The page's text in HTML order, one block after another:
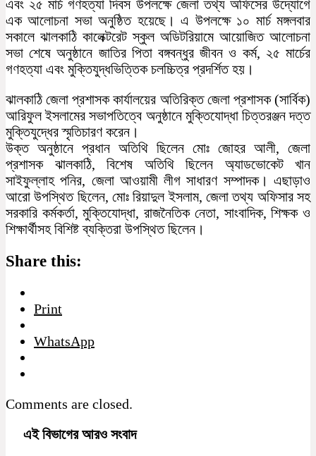
এবং ২৫ মার্চ গণহত্যা দিবস উপলক্ষে জেলা তথ্য অফিসের উদ্যোগে
এক আলোচনা সভা অনুষ্ঠিত হয়েছে। এ উপলক্ষে ১০ মার্চ মঙ্গলবার
সকালে ঝালকাঠি কালেক্টরেট স্কুল অডিটরিয়ামে আয়োজিত আলোচনা
সভা শেষে অনুষ্ঠানে জাতির পিতা বঙ্গবন্ধুর জীবন ও কর্ম, ২৫ মার্চের
গণহত্যা এবং মুক্তিযুদ্ধভিত্তিক চলচ্চিত্র প্রদর্শিত হয়।
ঝালকাঠি জেলা প্রশাসক কার্যালয়ের অতিরিক্ত জেলা প্রশাসক (সার্বিক)
আরিফুল ইসলামের সভাপতিত্বে অনুষ্ঠানে মুক্তিযোদ্ধা চিত্তরঞ্জন দত্ত
মুক্তিযুদ্ধের স্মৃতিচারণ করেন।
উক্ত অনুষ্ঠানে প্রধান অতিথি ছিলেন মোঃ জোহর আলী, জেলা
প্রশাসক ঝালকাঠি, বিশেষ অতিথি ছিলেন অ্যাডভোকেট খান
সাইফুল্লাহ পনির, জেলা আওয়ামী লীগ সাধারণ সম্পাদক। এছাড়াও
আরো উপস্থিত ছিলেন, মোঃ রিয়াদুল ইসলাম, জেলা তথ্য অফিসার সহ
সরকারি কর্মকর্তা, মুক্তিযোদ্ধা, রাজনৈতিক নেতা, সাংবাদিক, শিক্ষক ও
শিক্ষার্থীসহ বিশিষ্ট ব্যক্তিরা উপস্থিত ছিলেন।
Share this:
Print
WhatsApp
Comments are closed.
এই বিভাগের আরও সংবাদ